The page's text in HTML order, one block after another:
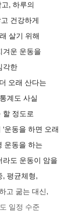
, 하루의
건강하게
살기 위해
겨운 운동을
각한
오래 산다는
계도 사실
할 정도로
운동을 하면 오래
운동을 하는
라도 운동이 암을
, 평균체형,
고 굶는 대신,
일정 수준